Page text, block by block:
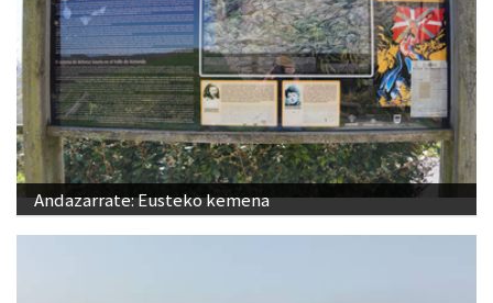
Andazarrate: Eusteko kemena